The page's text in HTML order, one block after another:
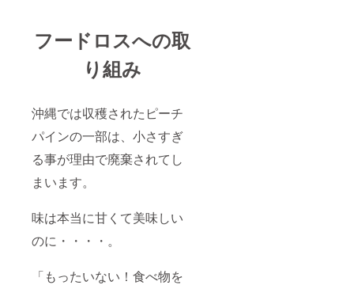
フードロスへの取
り組み
沖縄では収穫されたピーチ
パインの一部は、小さすぎ
る事が理由で廃棄されてし
まいます。
味は本当に甘くて美味しい
のに・・・・。
「もったいない！食べ物を